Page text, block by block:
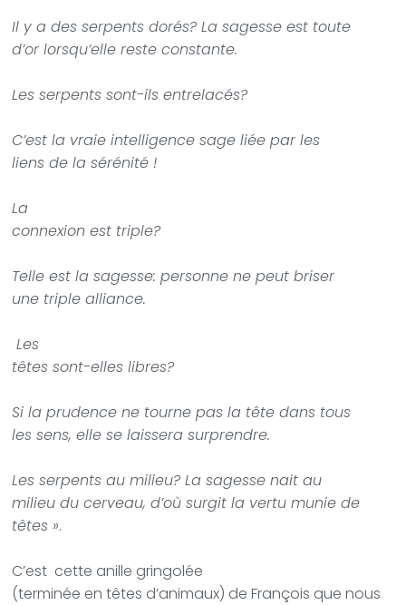
Il y a des serpents dorés? La sagesse est toute
d’or lorsqu’elle reste constante.
Les serpents sont-ils entrelacés?
C’est la vraie intelligence sage liée par les
liens de la sérénité !
La
connexion est triple?
Telle est la sagesse: personne ne peut briser
une triple alliance.
Les
têtes sont-elles libres?
Si la prudence ne tourne pas la tête dans tous
les sens, elle se laissera surprendre.
Les serpents au milieu? La sagesse nait au
milieu du cerveau, d’où surgit la vertu munie de
têtes ».
C’est cette anille gringolée
(terminée en têtes d’animaux) de François que nous